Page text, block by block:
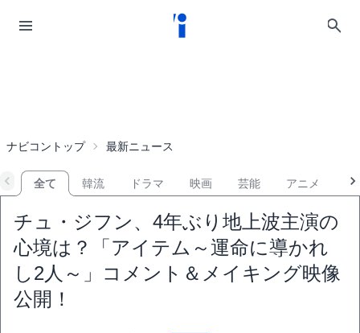
ナビコントップ 最新ニュース
全て 韓流 ドラマ 映画 芸能 アニメ
チュ・ジフン、4年ぶり地上波主演の
心境は？「アイテム～運命に導かれ
し2人～」コメント＆メイキング映像
公開！